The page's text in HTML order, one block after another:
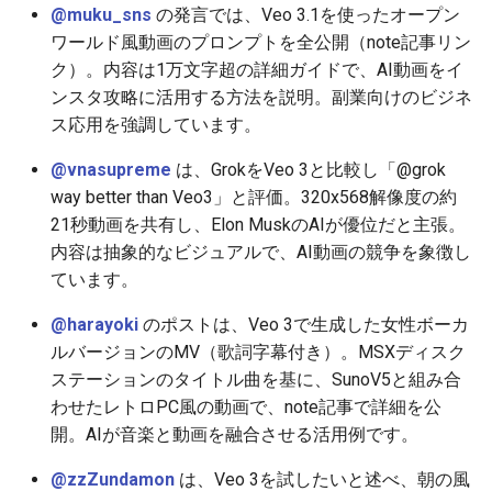
2026-05-24
2026-05-23
2026-05-21
2026-05-20
2026-05-18
2026-05-17
2026-05-16
2025-11-08
2025-11-07
2025-11-05
2025-11-04
2025-11-02
2025-11-01
2025-10-31
2026-05-24
2026-05-23
2026-05-21
2026-05-20
2026-05-18
2026-05-17
2026-05-16
2025-11-08
2025-11-07
2025-11-05
2025-11-04
2025-11-02
2025-11-01
2025-10-31
2026-05-21
2026-05-20
2026-05-18
2026-05-17
2026-05-15
2026-05-14
2026-05-13
2025-11-08
2025-11-07
2025-11-05
2025-11-04
2025-11-02
2025-11-01
2025-10-31
2026-05-20
2026-05-19
2026-05-17
2026-05-16
2026-05-14
2026-05-13
2026-05-24
2026-05-23
2026-05-21
2026-05-20
@muku_sns の発言では、Veo 3.1を使ったオープン
ワールド風動画のプロンプトを全公開（note記事リン
ク）。内容は1万文字超の詳細ガイドで、AI動画をイ
ンスタ攻略に活用する方法を説明。副業向けのビジネ
ス応用を強調しています。
@vnasupreme は、GrokをVeo 3と比較し「@grok
way better than Veo3」と評価。320x568解像度の約
21秒動画を共有し、Elon MuskのAIが優位だと主張。
内容は抽象的なビジュアルで、AI動画の競争を象徴し
ています。
@harayoki のポストは、Veo 3で生成した女性ボーカ
ルバージョンのMV（歌詞字幕付き）。MSXディスク
ステーションのタイトル曲を基に、SunoV5と組み合
わせたレトロPC風の動画で、note記事で詳細を公
開。AIが音楽と動画を融合させる活用例です。
@zzZundamon は、Veo 3を試したいと述べ、朝の風